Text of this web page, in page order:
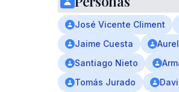
José Vicente Climent
Jaime Cuesta
Santiago Nieto
Tomás Jurado